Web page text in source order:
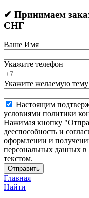
✔ Принимаем
СНГ
Ваше Имя
Укажите телефон
Укажите желаемую
Настоящим
условиями политики
Нажимая кнопку
дееспособность и
оформлении и
персональных данных в
текстом.
Отправить
Главная
Найти